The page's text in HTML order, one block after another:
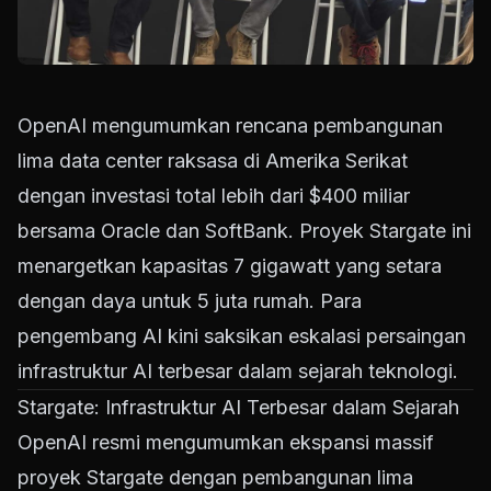
OpenAI mengumumkan rencana pembangunan
lima data center raksasa di Amerika Serikat
dengan investasi total lebih dari $400 miliar
bersama Oracle dan SoftBank. Proyek Stargate ini
menargetkan kapasitas 7 gigawatt yang setara
dengan daya untuk 5 juta rumah. Para
pengembang AI kini saksikan eskalasi persaingan
infrastruktur AI terbesar dalam sejarah teknologi.
Stargate: Infrastruktur AI Terbesar dalam Sejarah
OpenAI resmi mengumumkan ekspansi massif
proyek Stargate dengan pembangunan lima